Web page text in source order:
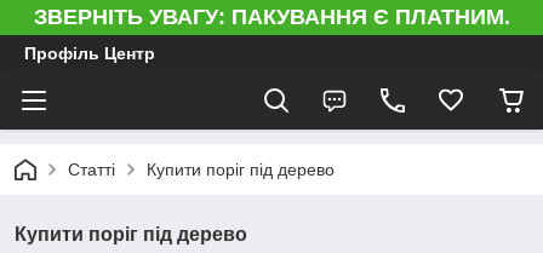
ЗВЕРНІТЬ УВАГУ: ПАКУВАННЯ Є ПЛАТНИМ.
Профіль Центр
Статті Купити поріг під дерево
Купити поріг під дерево